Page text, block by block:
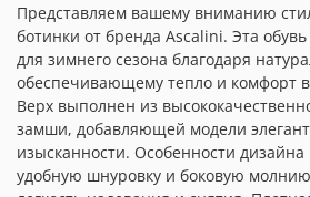
Представляем вашему вниманию
ботинки от бренда Ascalini. Эта
для зимнего сезона благодаря
обеспечивающему тепло и комфорт
Верх выполнен из
замши, добавляющей модели
изысканности. Особенности
удобную шнуровку и боковую